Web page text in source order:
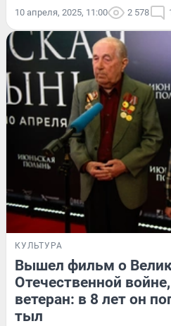
10 апреля, 2025, 11:00 2 578
КУЛЬТУРА
Вышел фильм о
Отечественной
ветеран: в 8 лет он
тыл